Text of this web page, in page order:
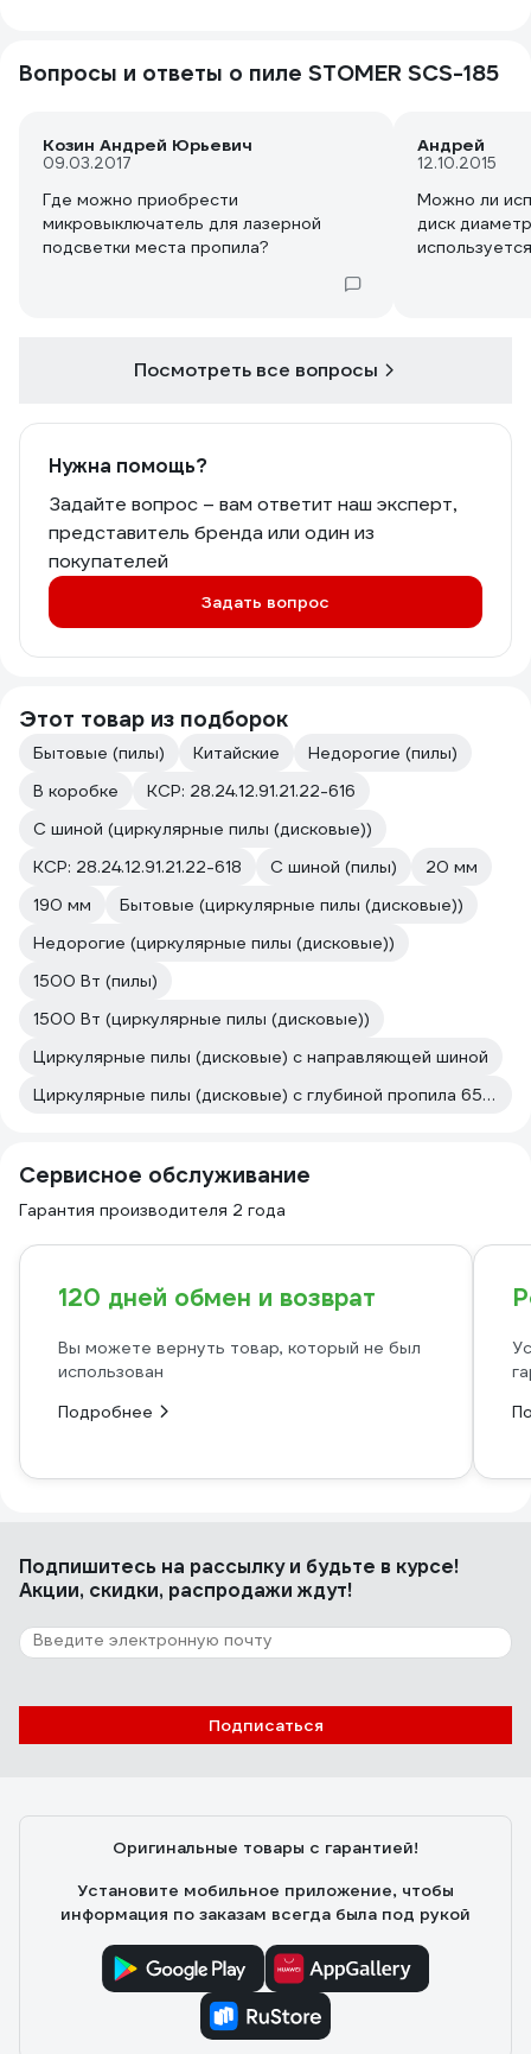
Вопросы и ответы о пиле STOMER SCS-185
Козин Андрей Юрьевич
09.03.2017
Где можно приобрести
микровыключатель для лазерной
подсветки места пропила?
Андрей
12.10.2015
Можно ли
диск
Посмотреть все вопросы
Нужна помощь?
Задайте вопрос – вам ответит наш эксперт,
представитель бренда или один из
покупателей
Задать вопрос
Этот товар из подборок
Бытовые (пилы) Китайские
Недорогие (пилы)
В коробке
КСР: 28.24.12.91.21.22-616
С шиной (циркулярные пилы (дисковые))
КСР: 28.24.12.91.21.22-618
С шиной (пилы)
20 мм
190 мм
Бытовые (циркулярные пилы (дисковые))
Недорогие (циркулярные пилы (дисковые))
1500 Вт (пилы)
1500 Вт (циркулярные пилы (дисковые))
Циркулярные пилы (дисковые) с направляющей шиной
Циркулярные пилы (дисковые) с глубиной пропила 65 мм
Сервисное обслуживание
Гарантия производителя 2 года
120 дней обмен и возврат
Вы можете вернуть товар, который не был
использован
Подробнее
Подпишитесь на рассылкуи будьте в курсе!
Акции, скидки, распродажи ждут!
Подписаться
Оригинальные товары с гарантией!
Установите мобильное приложение, чтобы
информация по заказам всегда была под рукой